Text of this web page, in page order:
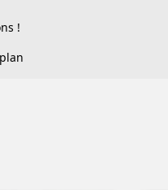
!